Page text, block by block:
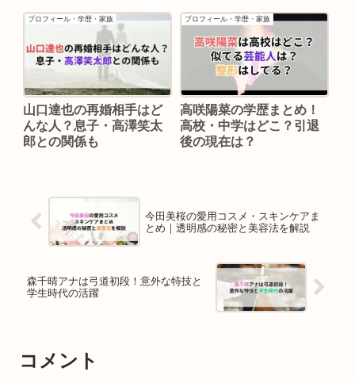
プロフィール・学歴・家族
山口達也の再婚相手はど
んな人？息子・高澤笑太
郎との関係も
プロフィール・学歴・家族
高咲陽菜の学歴まとめ！
高校・中学はどこ？引退
後の現在は？
今田美桜の愛用コスメ・スキンケアま
とめ｜透明感の秘密と美容法を解説
森千晴アナは弓道初段！意外な特技と
学生時代の活躍
コメント